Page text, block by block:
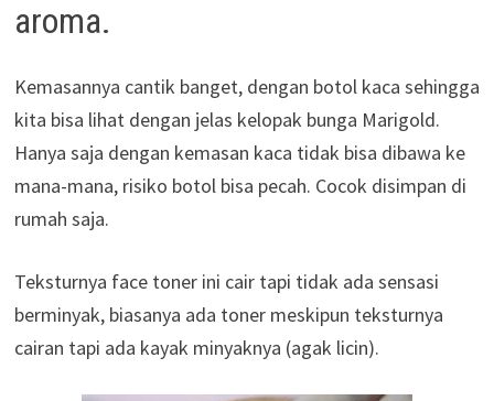
aroma.
Kemasannya cantik banget, dengan botol kaca sehingga
kita bisa lihat dengan jelas kelopak bunga Marigold.
Hanya saja dengan kemasan kaca tidak bisa dibawa ke
mana-mana, risiko botol bisa pecah. Cocok disimpan di
rumah saja.
Teksturnya face toner ini cair tapi tidak ada sensasi
berminyak, biasanya ada toner meskipun teksturnya
cairan tapi ada kayak minyaknya (agak licin).